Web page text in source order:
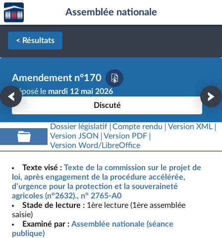
Aller au contenu
Aller en bas de la page
Accèder
à la
page
d'accueil
Assemblée nationale
< Résultats
Amendement n°170
Déposé le mardi 12 mai 2026
Discuté
Dossier législatif Compte rendu
Version XML
Version JSON
Version PDF
Version Word/LibreOffice
Texte visé : Texte de la commission sur le projet de
loi, après engagement de la procédure accélérée,
d’urgence pour la protection et la souveraineté
agricoles (n°2632)., n° 2765-A0
Stade de lecture : 1ère lecture (1ère assemblée
saisie)
Examiné par : Assemblée nationale (séance
publique)